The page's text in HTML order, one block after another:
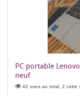
PC portable
neuf
42 vues au total, 2 cette